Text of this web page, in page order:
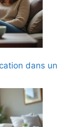
dans un